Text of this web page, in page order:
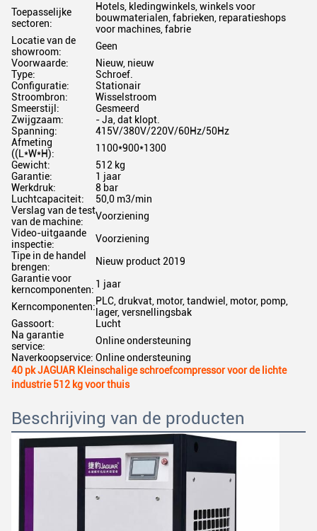
Toepasselijke
sectoren:
Hotels, kledingwinkels, winkels voor
bouwmaterialen, fabrieken, reparatieshops
voor machines, fabrie
Locatie van de
showroom:
Geen
Voorwaarde:
Nieuw, nieuw
Type:
Schroef.
Configuratie:
Stationair
Stroombron:
Wisselstroom
Smeerstijl:
Gesmeerd
Zwijgzaam:
- Ja, dat klopt.
Spanning:
415V/380V/220V/60Hz/50Hz
Afmeting
((L*W*H):
1100*900*1300
Gewicht:
512 kg
Garantie:
1 jaar
Werkdruk:
8 bar
Luchtcapaciteit:
50,0 m3/min
Verslag van de test
van de machine:
Voorziening
Video-uitgaande
inspectie:
Voorziening
Tipe in de handel
brengen:
Nieuw product 2019
Garantie voor
kerncomponenten: 1 jaar
Kerncomponenten:PLC, drukvat, motor, tandwiel, motor, pomp,
lager, versnellingsbak
Gassoort:
Lucht
Na garantie
service:
Online ondersteuning
Naverkoopservice: Online ondersteuning
40 pk JAGUAR Kleinschalige schroefcompressor voor de lichte
industrie 512 kg voor thuis
Beschrijving van de producten